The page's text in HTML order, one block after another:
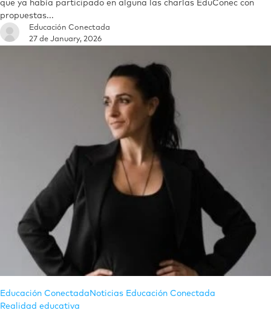
que ya había participado en alguna las charlas EduConec con
propuestas...
Educación Conectada
27 de January, 2026
Educación Conectada Noticias Educación Conectada
Realidad educativa